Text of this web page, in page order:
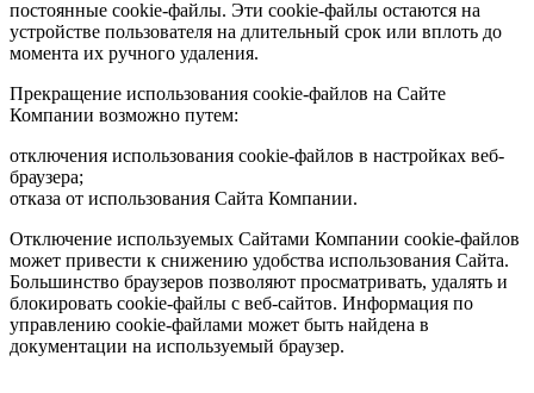
постоянные cookie-файлы. Эти cookie-файлы остаются на
устройстве пользователя на длительный срок или вплоть до
момента их ручного удаления.
Прекращение использования cookie-файлов на Сайте
Компании возможно путем:
отключения использования cookie-файлов в настройках веб-
браузера;
отказа от использования Сайта Компании.
Отключение используемых Сайтами Компании cookie-файлов
может привести к снижению удобства использования Сайта.
Большинство браузеров позволяют просматривать, удалять и
блокировать cookie-файлы c веб-сайтов. Информация по
управлению cookie-файлами может быть найдена в
документации на используемый браузер.